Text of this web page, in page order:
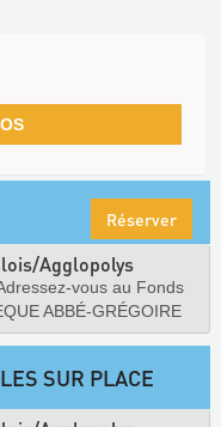
Réserver
Agglopolys
vous au Fonds
ABBÉ-GRÉGOIRE
SUR PLACE